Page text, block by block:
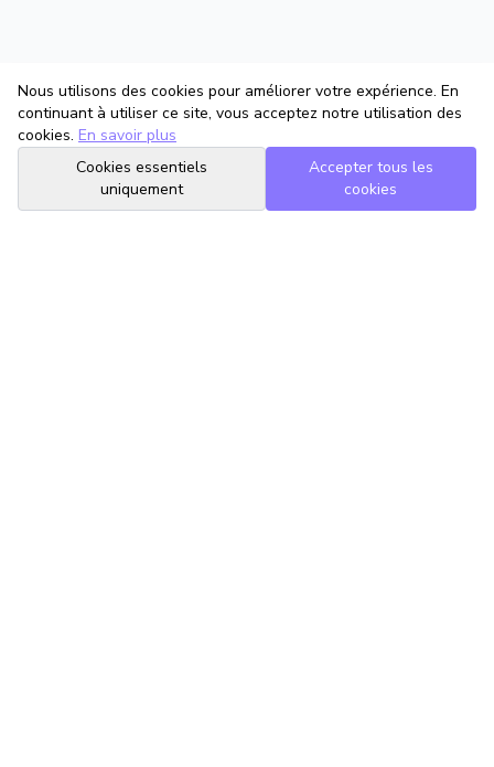
Nous utilisons des cookies pour améliorer votre expérience. En
continuant à utiliser ce site, vous acceptez notre utilisation des
cookies. En savoir plus
Cookies essentiels
uniquement
Accepter tous les
cookies